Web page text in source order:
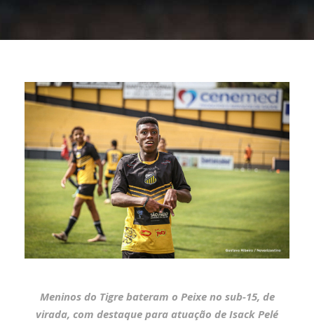
Meninos do Tigre bateram o Peixe no sub-15, de
virada, com destaque para atuação de Isack Pelé